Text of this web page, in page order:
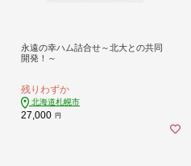
永遠の幸ハム詰合せ～北大との共同
開発！～
残りわずか
北海道札幌市
27,000 円